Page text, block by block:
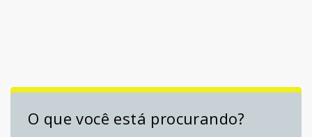
O que você está procurando?